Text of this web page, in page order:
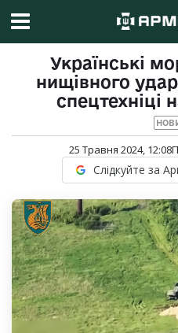
Українські
нищівного
спецтехніці
25 Травня 2024, 12:08
Слідкуйте за